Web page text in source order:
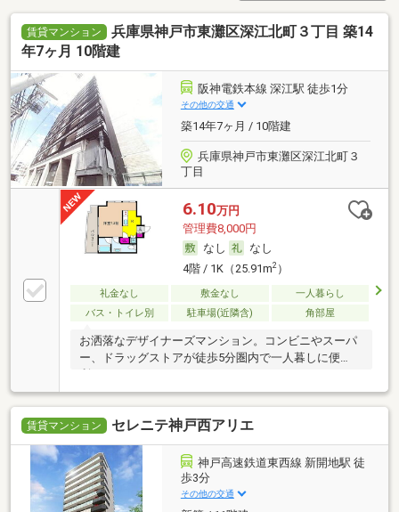
賃貸マンション
兵庫県神戸市東灘区深江北町３丁目 築14
年7ヶ月 10階建
阪神電鉄本線 深江駅 徒歩1分
その他の交通
築14年7ヶ月 / 10階建
兵庫県神戸市東灘区深江北町３
丁目
6.10万円
管理費8,000円
なし
なし
4階 / 1K（25.91m2）
礼金なし 敷金なし
一人暮らし
バス・トイレ別
駐車場(近隣含) 角部屋
お洒落なデザイナーズマンション。コンビニやスーパ
ー、ドラッグストアが徒歩5分圏内で一人暮しに便
賃貸マンション セレニテ神戸西アリエ
神戸高速鉄道東西線 新開地駅 徒
歩3分
その他の交通